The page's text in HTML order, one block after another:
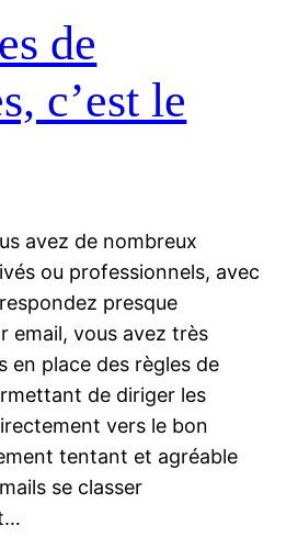
de
c’est le
avez de nombreux
ou professionnels, avec
presque
email, vous avez très
en place des règles de
de diriger les
vers le bon
tentant et agréable
se classer